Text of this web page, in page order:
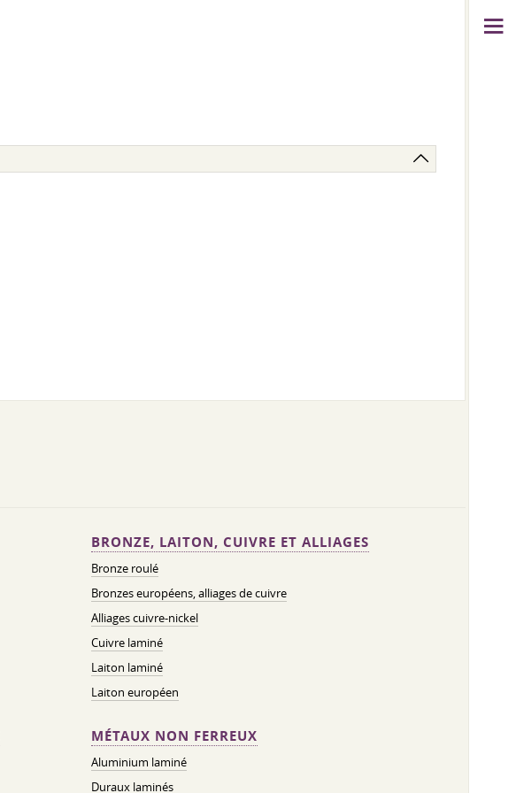
BRONZE, LAITON, CUIVRE ET ALLIAGES
Bronze roulé
Bronzes européens, alliages de cuivre
Alliages cuivre-nickel
Cuivre laminé
Laiton laminé
Laiton européen
MÉTAUX NON FERREUX
Aluminium laminé
Duraux laminés